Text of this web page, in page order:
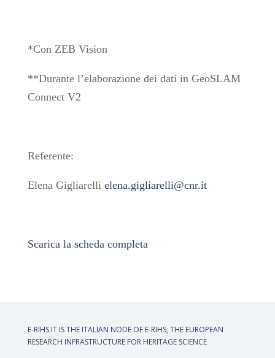
*Con ZEB Vision
**Durante l’elaborazione dei dati in GeoSLAM
Connect V2
Referente:
Elena Gigliarelli elena.gigliarelli@cnr.it
Scarica la scheda completa
E-RIHS.IT IS THE ITALIAN NODE OF E-RIHS, THE EUROPEAN
RESEARCH INFRASTRUCTURE FOR HERITAGE SCIENCE